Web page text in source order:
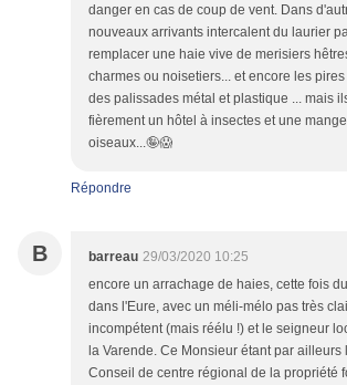
danger en cas de coup de vent. Dans
nouveaux arrivants intercalent du laurier
remplacer une haie vive de merisiers
charmes ou noisetiers... et encore les
des palissades métal et plastique ... mais
fièrement un hôtel à insectes et une
oiseaux...🤪😱
Répondre
B barreau 29/03/2020 10:25
encore un arrachage de haies, cette fois
dans l'Eure, avec un méli-mélo pas très
incompétent (mais réélu !) et le seigneur
la Varende. Ce Monsieur étant par ailleurs
Conseil de centre régional de la propriété